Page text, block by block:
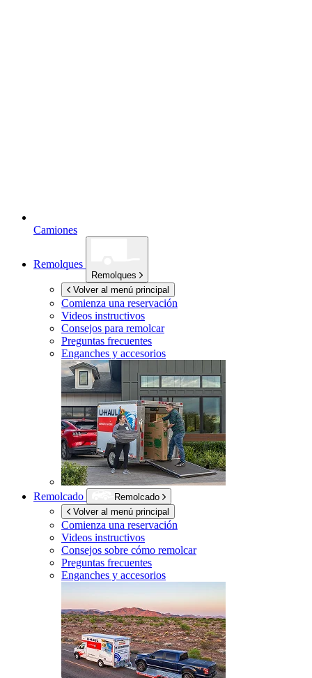
Camiones
Remolques
Remolques
Volver al menú principal
Comienza una reservación
Videos instructivos
Consejos para remolcar
Preguntas frecuentes
Enganches y accesorios
Remolcado
Remolcado
Volver al menú principal
Comienza una reservación
Videos instructivos
Consejos sobre cómo remolcar
Preguntas frecuentes
Enganches y accesorios